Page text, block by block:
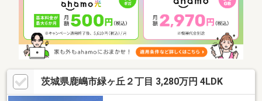
茨城県鹿嶋市緑ヶ丘２丁目 3,280万円 4LDK